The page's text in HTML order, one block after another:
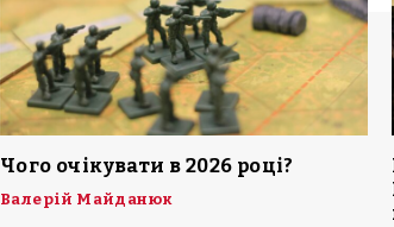
Чого очікувати в 2026 році?
Валерій Майданюк